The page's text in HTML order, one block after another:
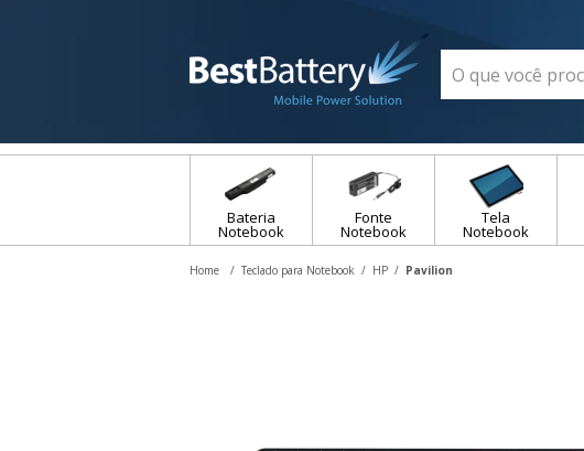
Bateria
Notebook
Fonte
Notebook
Tela
Notebook
Teclado para Notebook HP Pavilion